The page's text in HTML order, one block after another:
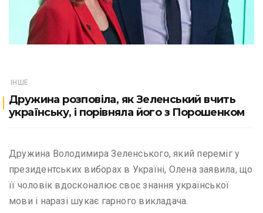
ІНШЕ
Дружина розповіла, як Зеленський вчить
українську, і порівняла його з Порошенком
Дружина Володимира Зеленського, який переміг у
президентських виборах в Україні, Олена заявила, що
її чоловік вдосконалює своє знання української
мови і наразі шукає гарного викладача.